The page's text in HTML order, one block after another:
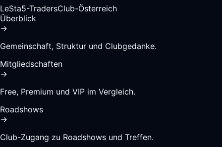
LeSta5-TradersClub-Österreich
Überblick
→
Gemeinschaft, Struktur und Clubgedanke.
Mitgliedschaften
→
Free, Premium und VIP im Vergleich.
Roadshows
→
Club-Zugang zu Roadshows und Treffen.